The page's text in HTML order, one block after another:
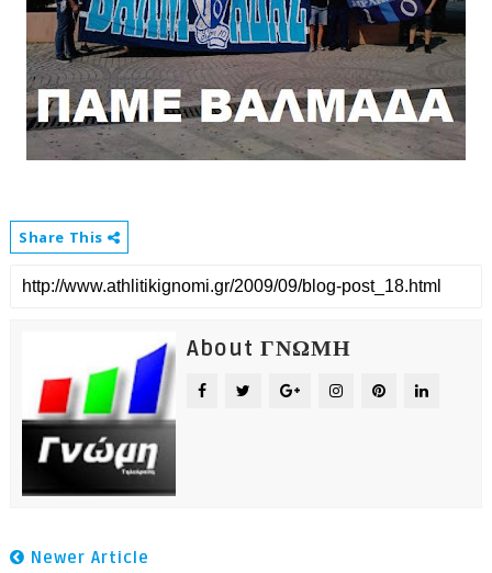
Share This
About ΓΝΩΜΗ
Newer Article